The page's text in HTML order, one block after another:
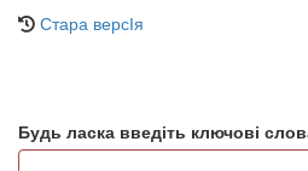
Стара версІя
Будь ласка введіть ключові